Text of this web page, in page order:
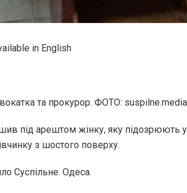
in English
та прокурор. ФОТО: suspilne.media
під арештом жінку, яку підозрюють
з шостого поверху.
Суспільне. Одеса.